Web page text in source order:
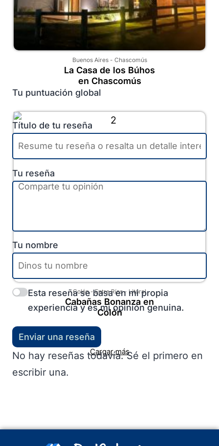
Buenos Aires- Chascomús
La Casa de los Búhos
en Chascomús
Colón-Entre Ríos- Litoral
Cabañas Bonanza en
Colón
Cargar más
Tu puntuación global
Título de tu reseña
Tu reseña
Tu nombre
Esta reseña se basa en mi propia
experiencia y es mi opinión genuina.
Enviar una reseña
No hay reseñas todavía. Sé el primero en
escribir una.